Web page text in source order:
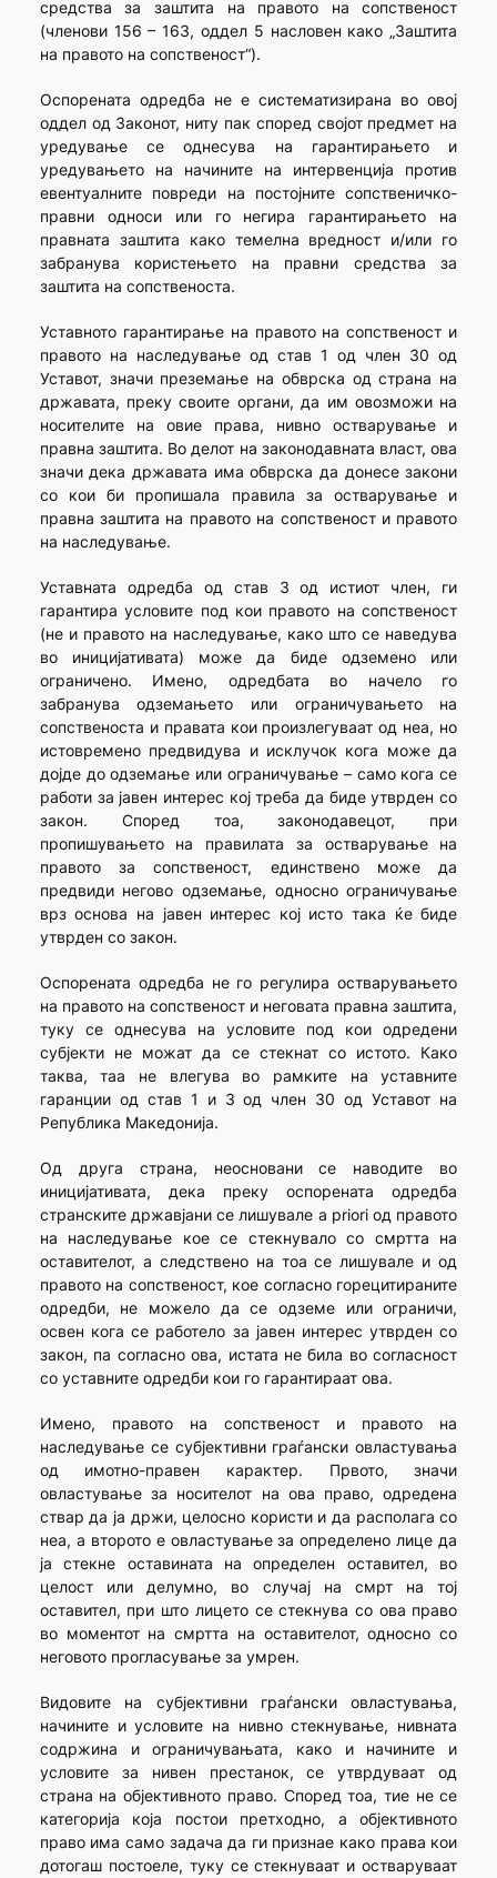
средства за заштита на правото на сопственост
(членови 156 – 163, оддел 5 насловен како „Заштита
на правото на сопственост“).
Оспорената одредба не е систематизирана во овој
оддел од Законот, ниту пак според својот предмет на
уредување се однесува на гарантирањето и
уредувањето на начините на интервенција против
евентуалните повреди на постојните сопственичко-
правни односи или го негира гарантирањето на
правната заштита како темелна вредност и/или го
забранува користењето на правни средства за
заштита на сопственоста.
Уставното гарантирање на правото на сопственост и
правото на наследување од став 1 од член 30 од
Уставот, значи преземање на обврска од страна на
државата, преку своите органи, да им овозможи на
носителите на овие права, нивно остварување и
правна заштита. Во делот на законодавната власт, ова
значи дека државата има обврска да донесе закони
со кои би пропишала правила за остварување и
правна заштита на правото на сопственост и правото
на наследување.
Уставната одредба од став 3 од истиот член, ги
гарантира условите под кои правото на сопственост
(не и правото на наследување, како што се наведува
во иницијативата) може да биде одземено или
ограничено. Имено, одредбата во начело го
забранува одземањето или ограничувањето на
сопственоста и правата кои произлегуваат од неа, но
истовремено предвидува и исклучок кога може да
дојде до одземање или ограничување – само кога се
работи за јавен интерес кој треба да биде утврден со
закон. Според тоа, законодавецот, при
пропишувањето на правилата за остварување на
правото за сопственост, единствено може да
предвиди негово одземање, односно ограничување
врз основа на јавен интерес кој исто така ќе биде
утврден со закон.
Оспорената одредба не го регулира остварувањето
на правото на сопственост и неговата правна заштита,
туку се однесува на условите под кои одредени
субјекти не можат да се стекнат со истото. Како
таква, таа не влегува во рамките на уставните
гаранции од став 1 и 3 од член 30 од Уставот на
Република Македонија.
Од друга страна, неосновани се наводите во
иницијативата, дека преку оспорената одредба
странските државјани се лишувале a priori од правото
на наследување кое се стекнувало со смртта на
оставителот, а следствено на тоа се лишувале и од
правото на сопственост, кое согласно горецитираните
одредби, не можело да се одземе или ограничи,
освен кога се работело за јавен интерес утврден со
закон, па согласно ова, истата не била во согласност
со уставните одредби кои го гарантираат ова.
Имено, правото на сопственост и правото на
наследување се субјективни граѓански овластувања
од имотно-правен карактер. Првото, значи
овластување за носителот на ова право, одредена
ствар да ја држи, целосно користи и да располага со
неа, а второто е овластување за определено лице да
ја стекне оставината на определен оставител, во
целост или делумно, во случај на смрт на тој
оставител, при што лицето се стекнува со ова право
во моментот на смртта на оставителот, односно со
неговото прогласување за умрен.
Видовите на субјективни граѓански овластувања,
начините и условите на нивно стекнување, нивната
содржина и ограничувањата, како и начините и
условите за нивен престанок, се утврдуваат од
страна на објективното право. Според тоа, тие не се
категорија која постои претходно, а објективното
право има само задача да ги признае како права кои
дотогаш постоеле, туку се стекнуваат и остваруваат